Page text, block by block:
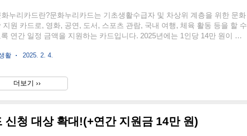
화누리카드란?문화누리카드는 기초생활수급자 및 차상위 계층을 위한 문화
지원 카드로, 영화, 공연, 도서, 스포츠 관람, 국내 여행, 체육 활동 등을 할 수
연간 일정 금액을 지원하는 카드입니다. 2025년에는 1인당 14만 원이 지
사항지원금 인상: 기존 13만 원에서 14만 원으로 1만 원 증가사용처 확대: 기
는 자동으로 지원금 충전됨온라인 간편결제 추가: 네이버페이, NH페이 등
기능 제공2. 2025년 문화누리카드 사용처 (오프라인)문화누리카드는 전국
활 2025. 2. 4.
더보기 ››
신청 대상 확대!(+연간 지원금 14만 원)